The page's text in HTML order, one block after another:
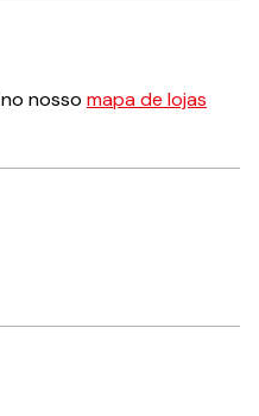
nosso mapa de lojas